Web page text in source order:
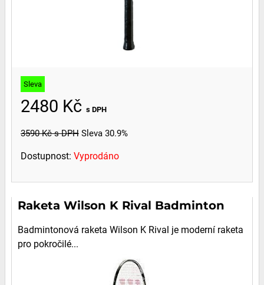
Sleva
2480 Kč s DPH
3590 Kčs DPH Sleva 30.9%
Dostupnost: Vyprodáno
Raketa Wilson K Rival Badminton
Badmintonová raketa Wilson K Rival je moderní raketa
pro pokročilé...